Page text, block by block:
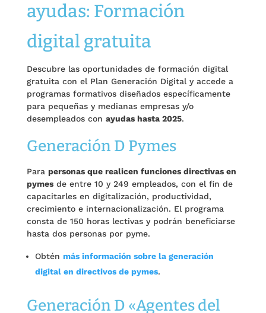
ayudas: Formación
digital gratuita
Descubre las oportunidades de formación digital
gratuita con el Plan Generación Digital y accede a
programas formativos diseñados específicamente
para pequeñas y medianas empresas y/o
desempleados con ayudas hasta 2025.
Generación D Pymes
Para personas que realicen funciones directivas en
pymesde entre 10 y 249 empleados, con el fin de
capacitarles en digitalización, productividad,
crecimiento e internacionalización. El programa
consta de 150 horas lectivas y podrán beneficiarse
hasta dos personas por pyme.
Obtén más información sobre la generación
digital en directivos de pymes.
Generación D «Agentes del